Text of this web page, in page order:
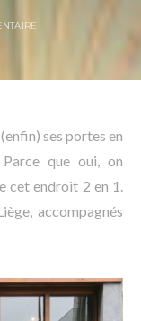
ses portes en
que oui, on
cet endroit 2 en 1.
accompagnés